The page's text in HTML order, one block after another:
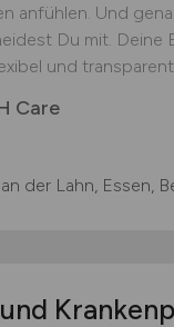
anfühlen. Und
Du mit. Deine
und
Care
der Lahn, Essen,